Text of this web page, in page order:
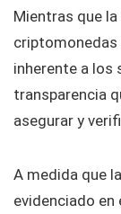
Mientras que
criptomonedas
inherente a los
transparencia
asegurar y
A medida que
evidenciado en